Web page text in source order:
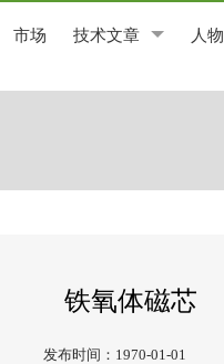
市场 技术文章 人物
铁氧体磁芯
发布时间：1970-01-01